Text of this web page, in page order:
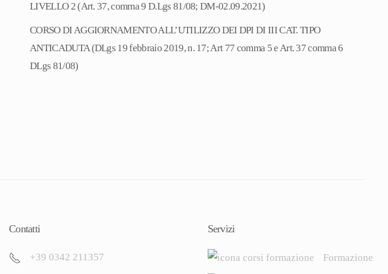
LIVELLO 2 (Art. 37, comma 9 D.Lgs 81/08; DM-02.09.2021)
CORSO DI AGGIORNAMENTO ALL’UTILIZZO DEI DPI DI III CAT. TIPO
ANTICADUTA (DLgs 19 febbraio 2019, n. 17; Art 77 comma 5 e Art. 37 comma 6
DLgs 81/08)
Contatti
+39 0342 211357
Servizi
Formazione